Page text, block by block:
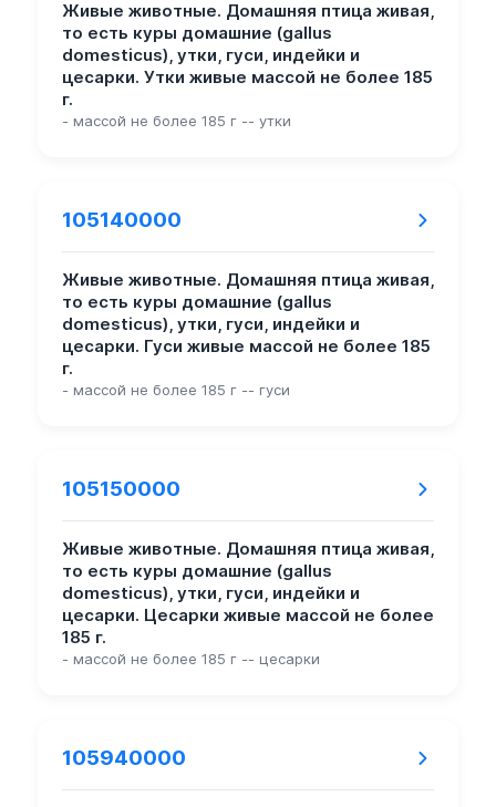
Живые животные. Домашняя птица живая,
то есть куры домашние (gallus
domesticus), утки, гуси, индейки и
цесарки. Утки живые массой не более 185
г.
- массой не более 185 г -- утки
105140000
Живые животные. Домашняя птица живая,
то есть куры домашние (gallus
domesticus), утки, гуси, индейки и
цесарки. Гуси живые массой не более 185
г.
- массой не более 185 г -- гуси
105150000
Живые животные. Домашняя птица живая,
то есть куры домашние (gallus
domesticus), утки, гуси, индейки и
цесарки. Цесарки живые массой не более
185 г.
- массой не более 185 г -- цесарки
105940000